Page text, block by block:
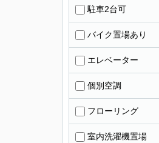
駐車2台可
バイク置場あり
エレベーター
個別空調
フローリング
室内洗濯機置場